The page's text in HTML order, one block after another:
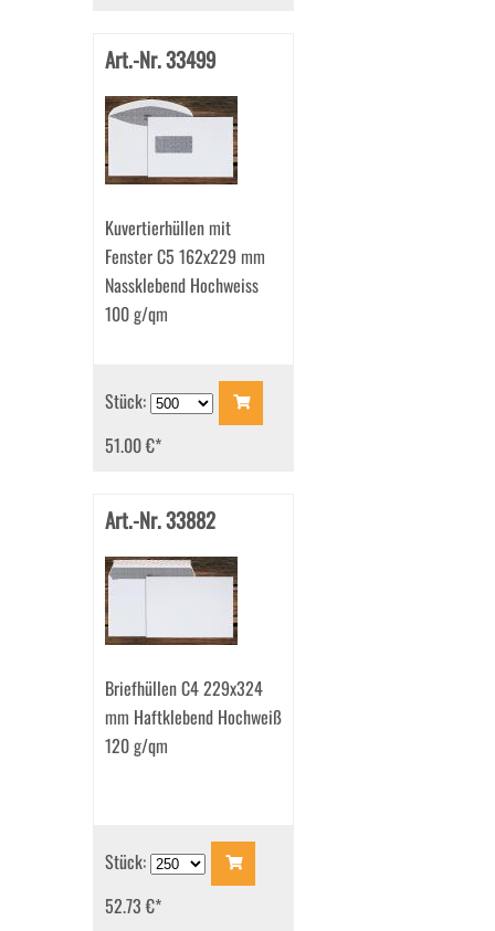
Art.-Nr. 33499
Kuvertierhüllen mit
Fenster C5 162x229 mm
Nassklebend Hochweiss
100 g/qm
Stück:
51.00 €*
Art.-Nr. 33882
Briefhüllen C4 229x324
mm Haftklebend Hochweiß
120 g/qm
Stück:
52.73 €*